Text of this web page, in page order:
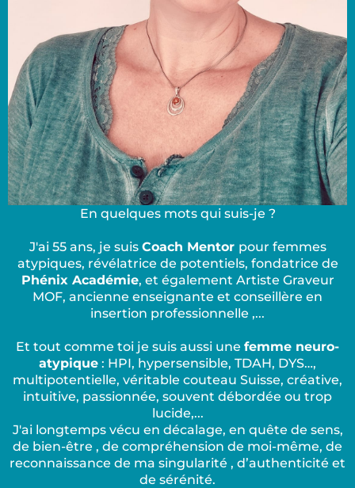
En quelques mots qui suis-je ?
J'ai 55 ans, je suis Coach Mentor pour femmes
atypiques, révélatrice de potentiels, fondatrice de
Phénix Académie, et également Artiste Graveur
MOF, ancienne enseignante et conseillère en
insertion professionnelle ,...
Et tout comme toi je suis aussi une femme neuro-
atypique : HPI, hypersensible, TDAH, DYS…,
multipotentielle, véritable couteau Suisse, créative,
intuitive, passionnée, souvent débordée ou trop
lucide,...
J'ai longtemps vécu en décalage, en quête de sens,
de bien-être , de compréhension de moi-même, de
reconnaissance de ma singularité , d’authenticité et
de sérénité.